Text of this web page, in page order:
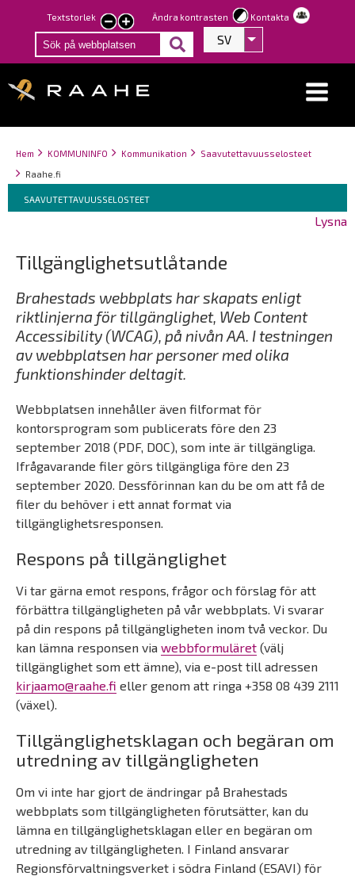
Hoppa
till
huvudinnehåll
Textstorlek
smaller
text
larger
text
Ändra kontrasten Kontakta
SV Visa fler åtgärder
Länkstigar
You
are
Hem KOMMUNINFO Kommunikation
Saavutettavuusselosteet
Raahe.fi
Breadcrumbs
You
are
SAAVUTETTAVUUSSELOSTEET
Lysna
Tillgänglighetsutlåtande
Brahestads webbplats har skapats enligt
riktlinjerna för tillgänglighet, Web Content
Accessibility (WCAG), på nivån AA. I testningen
av webbplatsen har personer med olika
funktionshinder deltagit.
Webbplatsen innehåller även filformat för
kontorsprogram som publicerats före den 23
september 2018 (PDF, DOC), som inte är tillgängliga.
Ifrågavarande filer görs tillgängliga före den 23
september 2020. Dessförinnan kan du be om att få de
filer du behöver i ett annat format via
tillgänglighetsresponsen.
Respons på tillgänglighet
Vi tar gärna emot respons, frågor och förslag för att
förbättra tillgängligheten på vår webbplats. Vi svarar
på din respons på tillgängligheten inom två veckor. Du
kan lämna responsen via webbformuläret (välj
tillgänglighet som ett ämne), via e-post till adressen
kirjaamo@raahe.fi eller genom att ringa +358 08 439 2111
(växel).
Tillgänglighetsklagan och begäran om
utredning av tillgängligheten
Om vi inte har gjort de ändringar på Brahestads
webbplats som tillgängligheten förutsätter, kan du
lämna en tillgänglighetsklagan eller en begäran om
utredning av tillgängligheten. I Finland ansvarar
Regionsförvaltningsverket i södra Finland (ESAVI) för